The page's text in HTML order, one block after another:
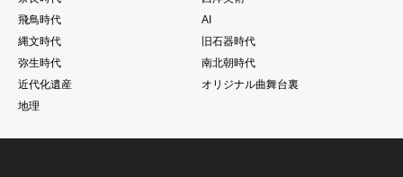
飛鳥時代
AI
縄文時代
旧石器時代
弥生時代
南北朝時代
近代化遺産
オリジナル曲舞台裏
地理